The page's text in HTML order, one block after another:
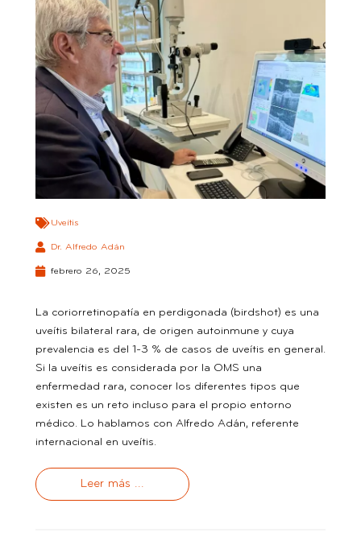
Uveítis
Dr. Alfredo Adán
febrero 26, 2025
La coriorretinopatía en perdigonada (birdshot) es una
uveítis bilateral rara, de origen autoinmune y cuya
prevalencia es del 1-3 % de casos de uveítis en general.
Si la uveítis es considerada por la OMS una
enfermedad rara, conocer los diferentes tipos que
existen es un reto incluso para el propio entorno
médico. Lo hablamos con Alfredo Adán, referente
internacional en uveítis.
Leer más ...